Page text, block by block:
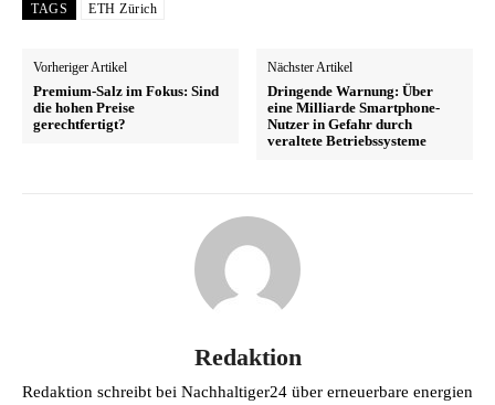
TAGS ETH Zürich
Vorheriger Artikel
Premium-Salz im Fokus: Sind
die hohen Preise
gerechtfertigt?
Nächster Artikel
Dringende Warnung: Über
eine Milliarde Smartphone-
Nutzer in Gefahr durch
veraltete Betriebssysteme
Redaktion
Redaktion schreibt bei Nachhaltiger24 über erneuerbare energien